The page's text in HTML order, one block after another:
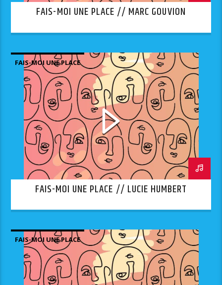
FAIS-MOI UNE PLACE // MARC GOUVION
FAIS-MOI UNE PLACE
FAIS-MOI UNE PLACE // LUCIE HUMBERT
FAIS-MOI UNE PLACE